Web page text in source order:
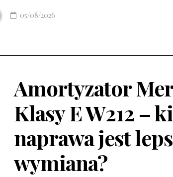
05/08/2026
Amortyzator
Klasy E W212 –
naprawa jest
wymiana?